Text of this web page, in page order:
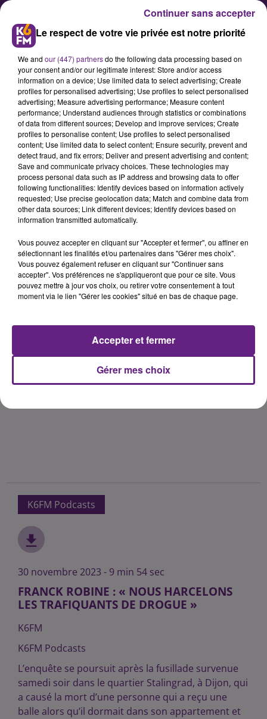
Franck Robine : « Nous
harcelons les trafiquants de
drogue »
K6FM Podcasts
30 novembre 2023 - 9 min 54 sec
FRANCK ROBINE : « NOUS HARCELONS
LES TRAFIQUANTS DE DROGUE »
K6FM
K6FM Podcasts
L’enquête se poursuit après la fusillade survenue
samedi soir dans le quartier Stalingrad, à Dijon, qui
a causé la mort d’une personne qui a reçu une
balle alors qu’il dormait dans son appartement et
Le respect de votre vie privée est notre priorité
We and our (447) partnersdo the following data processing based on
your consent and/or our legitimate interest: Store and/or access
information on a device; Use limited data to select advertising; Create
profiles for personalised advertising; Use profiles to select personalised
advertising; Measure advertising performance; Measure content
performance; Understand audiences through statistics or combinations
of data from different sources; Develop and improve services; Create
profiles to personalise content; Use profiles to select personalised
content; Use limited data to select content; Ensure security, prevent and
detect fraud, and fix errors; Deliver and present advertising and content;
Save and communicate privacy choices. These technologies may
process personal data such as IP address and browsing data to offer
following functionalities: Identify devices based on information actively
requested; Use precise geolocation data; Match and combine data from
other data sources; Link different devices; Identify devices based on
information transmitted automatically.
Vous pouvez accepter en cliquant sur "Accepter et fermer", ou affiner en
sélectionnant les finalités et/ou partenaires dans "Gérer mes choix".
Vous pouvez également refuser en cliquant sur "Continuer sans
accepter". Vos préférences ne s'appliqueront que pour ce site. Vous
pouvez mettre à jour vos choix, ou retirer votre consentement à tout
moment via le lien "Gérer les cookies" situé en bas de chaque page.
Gérer mes choix
Accepter et fermer
Continuer sans accepter